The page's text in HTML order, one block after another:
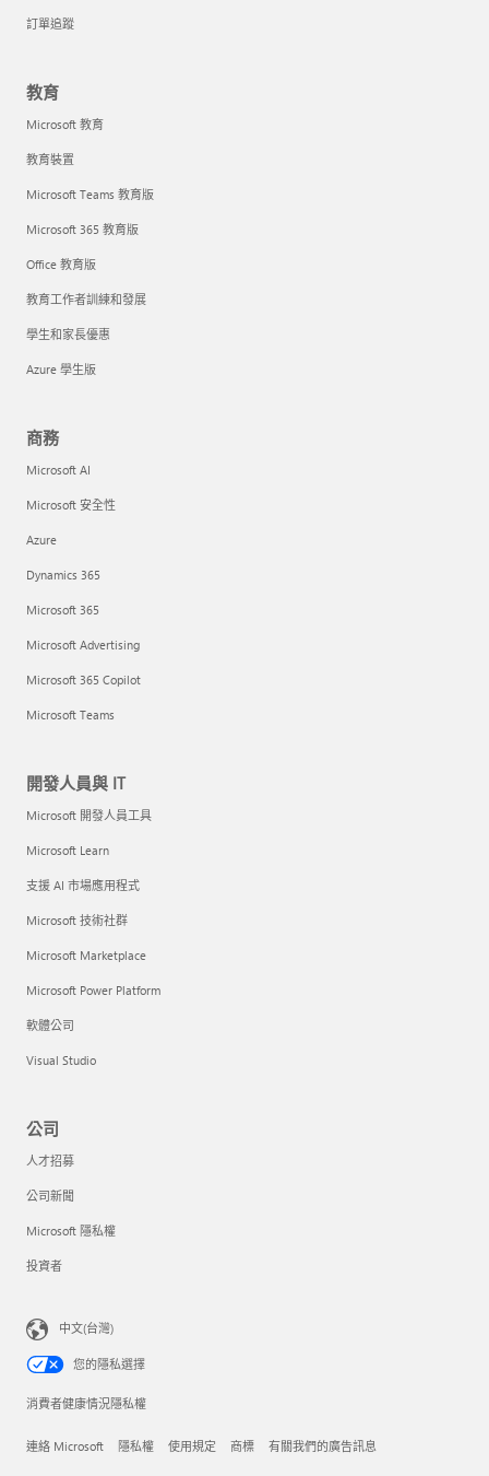
訂單追蹤
教育
Microsoft 教育
教育裝置
Microsoft Teams 教育版
Microsoft 365 教育版
Office 教育版
教育工作者訓練和發展
學生和家長優惠
Azure 學生版
商務
Microsoft AI
Microsoft 安全性
Azure
Dynamics 365
Microsoft 365
Microsoft Advertising
Microsoft 365 Copilot
Microsoft Teams
開發人員與 IT
Microsoft 開發人員工具
Microsoft Learn
支援 AI 市場應用程式
Microsoft 技術社群
Microsoft Marketplace
Microsoft Power Platform
軟體公司
Visual Studio
公司
人才招募
公司新聞
Microsoft 隱私權
投資者
中文(台灣)
您的隱私選擇
消費者健康情況隱私權
連絡 Microsoft 隱私權 使用規定 商標 有關我們的廣告訊息